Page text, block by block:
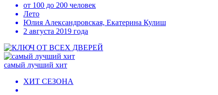
от 100 до 200 человек
Лето
Юлия Александровская, Екатерина Кулиш
2 августа 2019 года
самый лучший хит
ХИТ СЕЗОНА